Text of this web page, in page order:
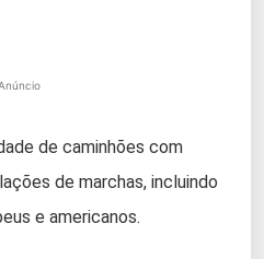
de caminhões com
de marchas, incluindo
e americanos.